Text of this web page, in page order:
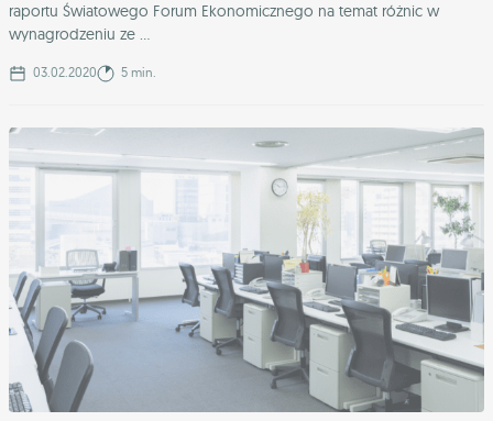
raportu Światowego Forum Ekonomicznego na temat różnic w
wynagrodzeniu ze ...
03.02.2020 5 min.